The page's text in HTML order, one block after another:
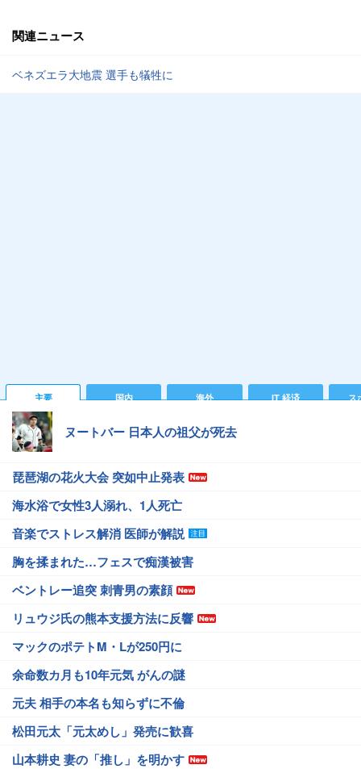
関連ニュース
ベネズエラ大地震 選手も犠牲に
主要 国内 海外 IT 経済 ス
ヌートバー 日本人の祖父が死去
琵琶湖の花火大会 突如中止発表
海水浴で女性3人溺れ、1人死亡
音楽でストレス解消 医師が解説
胸を揉まれた…フェスで痴漢被害
ベントレー追突 刺青男の素顔
リュウジ氏の熊本支援方法に反響
マックのポテトM・Lが250円に
余命数カ月も10年元気 がんの謎
元夫 相手の本名も知らずに不倫
松田元太「元太めし」発売に歓喜
山本耕史 妻の「推し」を明かす